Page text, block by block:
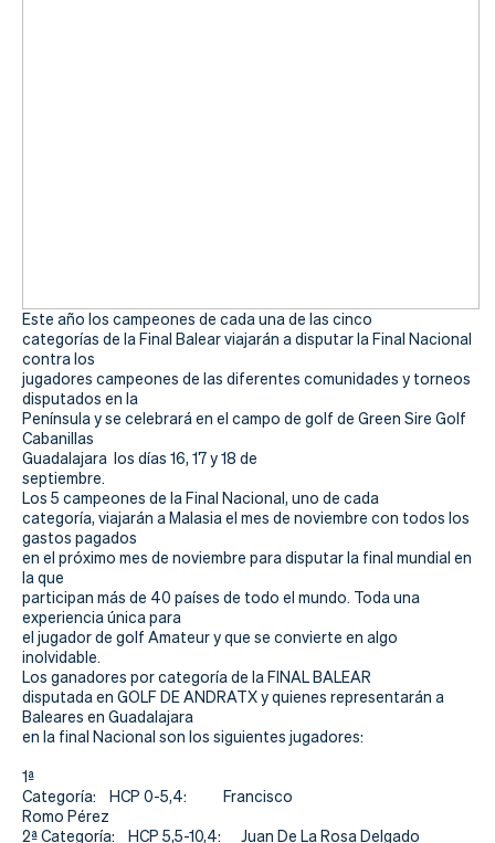
Este año los campeones de cada una de las cinco
categorías de la Final Balear viajarán a disputar la Final Nacional
contra los
jugadores campeones de las diferentes comunidades y torneos
disputados en la
Península y se celebrará en el campo de golf de Green Sire Golf
Cabanillas
Guadalajara los días 16, 17 y 18 de
septiembre.
Los 5 campeones de la Final Nacional, uno de cada
categoría, viajarán a Malasia el mes de noviembre con todos los
gastos pagados
en el próximo mes de noviembre para disputar la final mundial en
la que
participan más de 40 países de todo el mundo. Toda una
experiencia única para
el jugador de golf Amateur y que se convierte en algo
inolvidable.
Los ganadores por categoría de la FINAL BALEAR
disputada en GOLF DE ANDRATX y quienes representarán a
Baleares en Guadalajara
en la final Nacional son los siguientes jugadores:
1ª
Categoría: HCP 0-5,4: Francisco
Romo Pérez
2ª Categoría: HCP 5,5-10,4: Juan De La Rosa Delgado